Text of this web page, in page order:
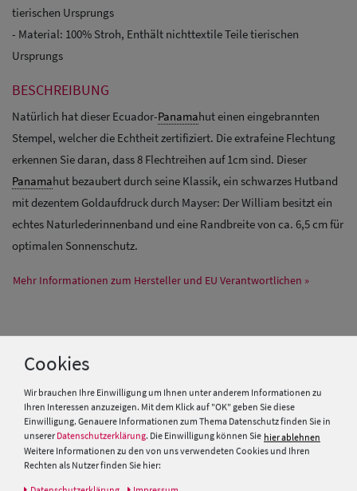
tierischen Ursprungs
- Material: 100% Stroh, Enthält nichttextile Teile tierischen
Ursprungs
BESCHREIBUNG
Natürlich hat dieser Ecuador-Panamahut einen eingebrannten
Stempel, welcher die Echtheit zertifiziert. Die extrafeine Flechtung
erkennen Sie daran, dass 8 Flechtreihen auf 1cm sind. Dieser
Panamahut bezaubert durch seine Klassik, ein schwarzes Hutband
mit dezentem Goldaufdruck durch Mayser: Der William besitzt ein
echtes Naturlederinnenband und eine Randbreite von ca. 6,5 cm für
optimalen Sonnenschutz.
Mehr Informationen zum Hersteller und EU Verantwortlichen »
SALE
Cookies
Wir brauchen Ihre Einwilligung um Ihnen unter anderem Informationen zu
Ihren Interessen anzuzeigen. Mit dem Klick auf "OK" geben Sie diese
Einwilligung. Genauere Informationen zum Thema Datenschutz finden Sie in
unserer Datenschutzerklärung. Die Einwilligung können Sie hier ablehnen
Weitere Informationen zu den von uns verwendeten Cookies und Ihren
Rechten als Nutzer finden Sie hier: